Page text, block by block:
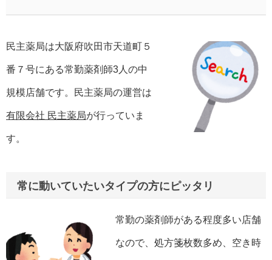
民主薬局は大阪府吹田市天道町５
番７号にある常勤薬剤師3人の中
規模店舗です。民主薬局の運営は
有限会社 民主薬局が行っていま
す。
常に動いていたいタイプの方にピッタリ
常勤の薬剤師がある程度多い店舗
なので、処方箋枚数多め、空き時